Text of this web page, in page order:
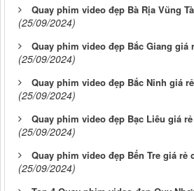
Quay phim video đẹp Bà Rịa Vũng
(25/09/2024)
Quay phim video đẹp Bắc Giang giá
(25/09/2024)
Quay phim video đẹp Bắc Ninh giá
(25/09/2024)
Quay phim video đẹp Bạc Liêu giá
(25/09/2024)
Quay phim video đẹp Bến Tre giá rẻ
(25/09/2024)